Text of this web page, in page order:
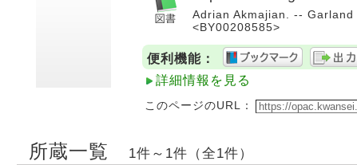
Adrian Akmajian. --
<BY00208585>
便利機能：
詳細情報を見る
このページのURL：
所蔵一覧 1件～1件（全1件）